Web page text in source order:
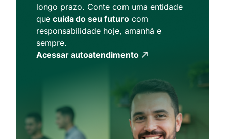
longo prazo. Conte com uma entidade
que cuida do seu futuro com
responsabilidade hoje, amanhã e
sempre.
Acessar autoatendimento